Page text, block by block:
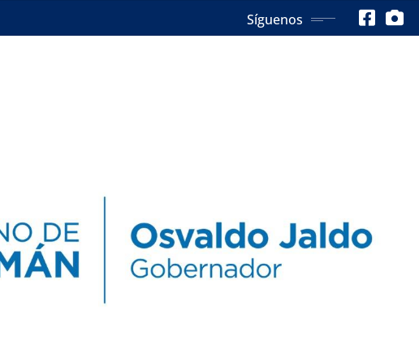
Síguenos